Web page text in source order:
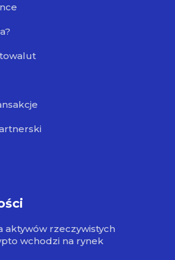
aktywów rzeczywistych
wchodzi na rynek